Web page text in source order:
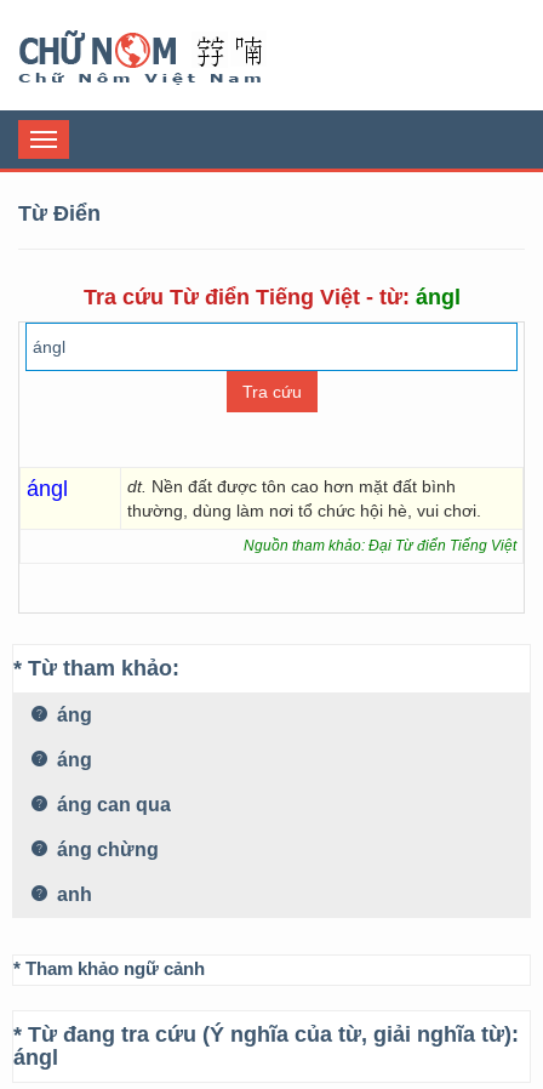
Toggle
navigation
Từ Điển
Tra cứu Từ điển Tiếng Việt - từ: ángl
ángl dt. Nền đất được tôn cao hơn mặt đất bình
thường, dùng làm nơi tổ chức hội hè, vui chơi.
Nguồn tham khảo: Đại Từ điển Tiếng Việt
* Từ tham khảo:
áng
áng
áng can qua
áng chừng
anh
* Tham khảo ngữ cảnh
* Từ đang tra cứu (Ý nghĩa của từ, giải nghĩa từ):
ángl